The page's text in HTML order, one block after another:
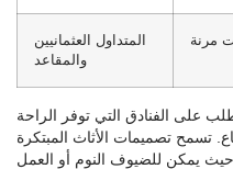
المتداول العثمانيين
والمقاعد
على الفنادق التي توفر الراحة
تسمح تصميمات الأثاث المبتكرة
يمكن للضيوف النوم أو العمل